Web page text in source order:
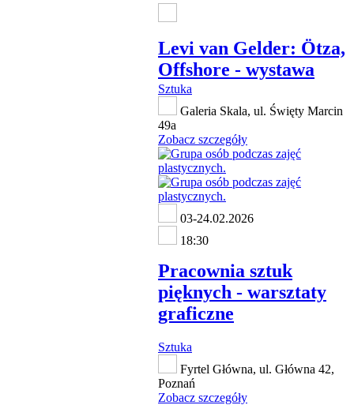
Levi van Gelder: Ötza,
Offshore - wystawa
Sztuka
Galeria Skala, ul. Święty Marcin
49a
Zobacz szczegóły
03-24.02.2026
18:30
Pracownia sztuk
pięknych - warsztaty
graficzne
Sztuka
Fyrtel Główna, ul. Główna 42,
Poznań
Zobacz szczegóły